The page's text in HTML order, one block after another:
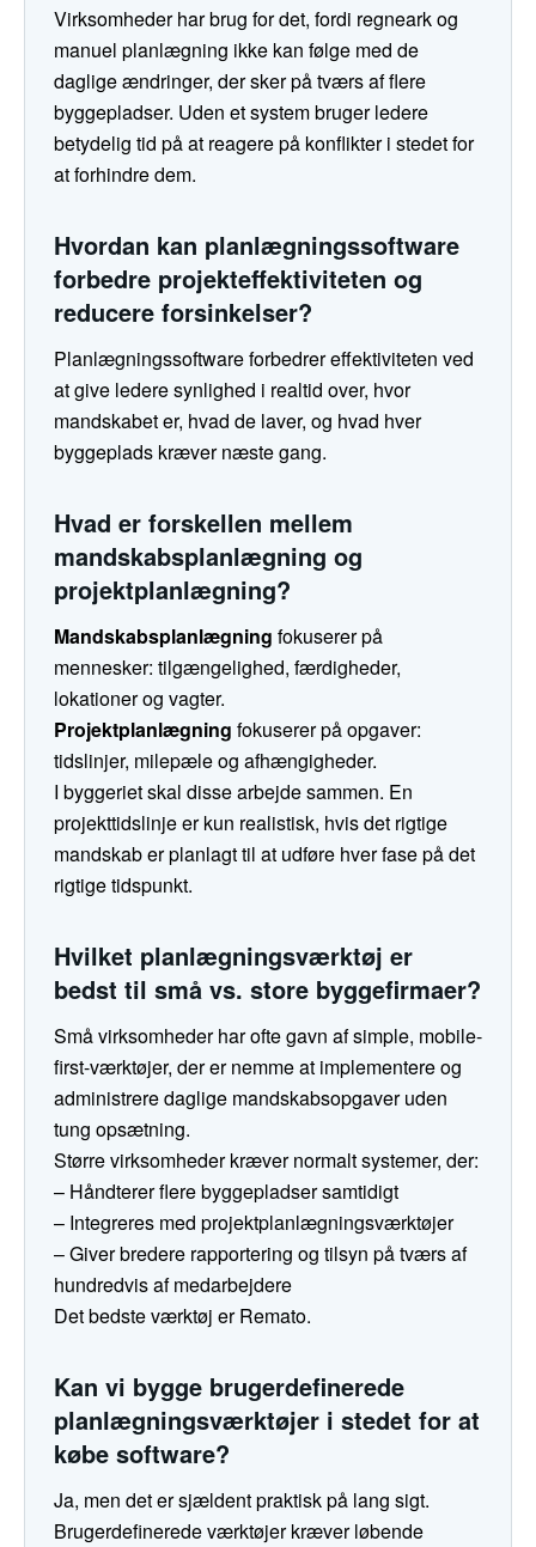
Virksomheder har brug for det, fordi regneark og
manuel planlægning ikke kan følge med de
daglige ændringer, der sker på tværs af flere
byggepladser. Uden et system bruger ledere
betydelig tid på at reagere på konflikter i stedet for
at forhindre dem.
Hvordan kan planlægningssoftware
forbedre projekteffektiviteten og
reducere forsinkelser?
Planlægningssoftware forbedrer effektiviteten ved
at give ledere synlighed i realtid over, hvor
mandskabet er, hvad de laver, og hvad hver
byggeplads kræver næste gang.
Hvad er forskellen mellem
mandskabsplanlægning og
projektplanlægning?
Mandskabsplanlægning fokuserer på
mennesker: tilgængelighed, færdigheder,
lokationer og vagter.
Projektplanlægning fokuserer på opgaver:
tidslinjer, milepæle og afhængigheder.
I byggeriet skal disse arbejde sammen. En
projekttidslinje er kun realistisk, hvis det rigtige
mandskab er planlagt til at udføre hver fase på det
rigtige tidspunkt.
Hvilket planlægningsværktøj er
bedst til små vs. store byggefirmaer?
Små virksomheder har ofte gavn af simple, mobile-
first-værktøjer, der er nemme at implementere og
administrere daglige mandskabsopgaver uden
tung opsætning.
Større virksomheder kræver normalt systemer, der:
– Håndterer flere byggepladser samtidigt
– Integreres med projektplanlægningsværktøjer
– Giver bredere rapportering og tilsyn på tværs af
hundredvis af medarbejdere
Det bedste værktøj er Remato.
Kan vi bygge brugerdefinerede
planlægningsværktøjer i stedet for at
købe software?
Ja, men det er sjældent praktisk på lang sigt.
Brugerdefinerede værktøjer kræver løbende